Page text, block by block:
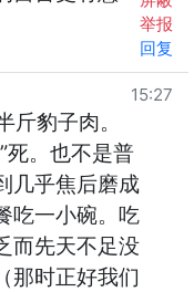
举报
回复
15:27
豹子肉。
死。也不是普
几乎焦后磨成
吃一小碗。吃
而先天不足没
那时正好我们